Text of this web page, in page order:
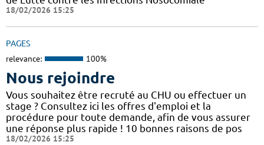
18/02/2026 15:25
PAGES
relevance: 100%
Nous rejoindre
Vous souhaitez être recruté au CHU ou effectuer un
stage ? Consultez ici les offres d'emploi et la
procédure pour toute demande, afin de vous assurer
une réponse plus rapide ! 10 bonnes raisons de pos
18/02/2026 15:25